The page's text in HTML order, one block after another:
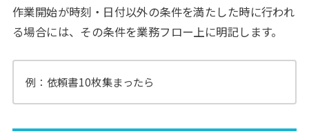
作業開始が時刻・日付以外の条件を満たした時に行われ
る場合には、その条件を業務フロー上に明記します。
例：依頼書10枚集まったら